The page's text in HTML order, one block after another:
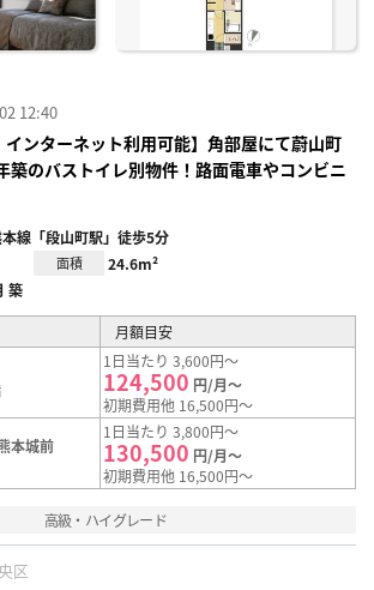
12:40
インターネット利用可能】角部屋にて蔚山町
築のバストイレ別物件！路面電車やコンビニ
線「段山町駅」徒歩5分
面積 24.6m²
築
月額目安
1日当たり 3,600円～
124,500 円/月～
初期費用他 16,500円～
本城前
1日当たり 3,800円～
130,500 円/月～
初期費用他 16,500円～
高級・ハイグレード
区